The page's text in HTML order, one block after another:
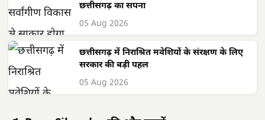
छत्तीसगढ़ का सपना
05 Aug 2026
छत्तीसगढ़ में निराश्रित मवेशियों के संरक्षण के लिए
सरकार की बड़ी पहल
05 Aug 2026